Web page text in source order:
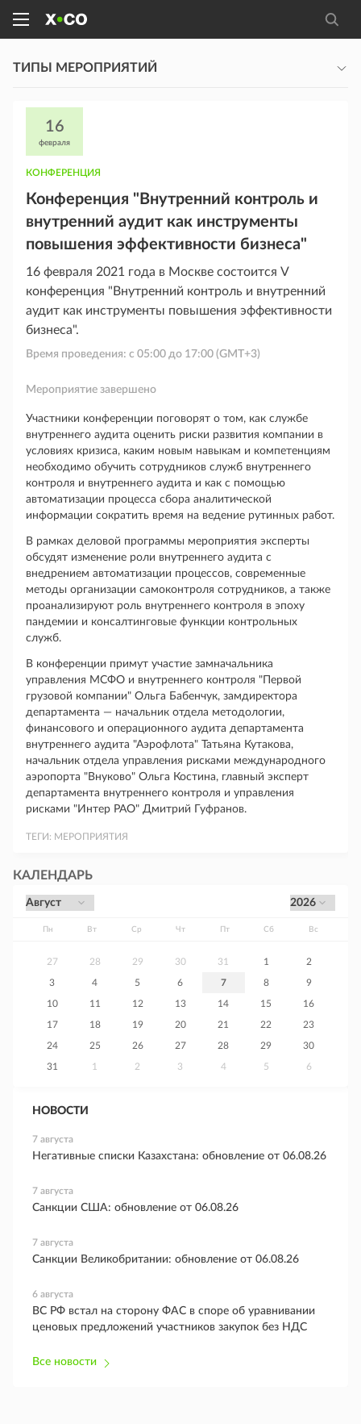
ТИПЫ МЕРОПРИЯТИЙ
16
февраля
КОНФЕРЕНЦИЯ
Конференция "Внутренний контроль и
внутренний аудит как инструменты
повышения эффективности бизнеса"
16 февраля 2021 года в Москве состоится V
конференция "Внутренний контроль и внутренний
аудит как инструменты повышения эффективности
бизнеса".
Время проведения: с 05:00 до 17:00 (GMT+3)
Мероприятие завершено
Участники конференции поговорят о том, как службе
внутреннего аудита оценить риски развития компании в
условиях кризиса, каким новым навыкам и компетенциям
необходимо обучить сотрудников служб внутреннего
контроля и внутреннего аудита и как с помощью
автоматизации процесса сбора аналитической
информации сократить время на ведение рутинных работ.
В рамках деловой программы мероприятия эксперты
обсудят изменение роли внутреннего аудита с
внедрением автоматизации процессов, современные
методы организации самоконтроля сотрудников, а также
проанализируют роль внутреннего контроля в эпоху
пандемии и консалтинговые функции контрольных
служб.
В конференции примут участие замначальника
управления МСФО и внутреннего контроля "Первой
грузовой компании" Ольга Бабенчук, замдиректора
департамента — начальник отдела методологии,
финансового и операционного аудита департамента
внутреннего аудита "Аэрофлота" Татьяна Кутакова,
начальник отдела управления рисками международного
аэропорта "Внуково" Ольга Костина, главный эксперт
департамента внутреннего контроля и управления
рисками "Интер РАО" Дмитрий Гуфранов.
ТЕГИ: МЕРОПРИЯТИЯ
КАЛЕНДАРЬ
Пн Вт Ср Чт Пт Сб Вс
27 28 29 30 31 1 2
3 4 5 6 7 8 9
10 11 12 13 14 15 16
17 18 19 20 21 22 23
24 25 26 27 28 29 30
31 1 2 3 4 5 6
НОВОСТИ
7 августа
Негативные списки Казахстана: обновление от 06.08.26
7 августа
Санкции США: обновление от 06.08.26
7 августа
Санкции Великобритании: обновление от 06.08.26
6 августа
ВС РФ встал на сторону ФАС в споре об уравнивании
ценовых предложений участников закупок без НДС
Все новости